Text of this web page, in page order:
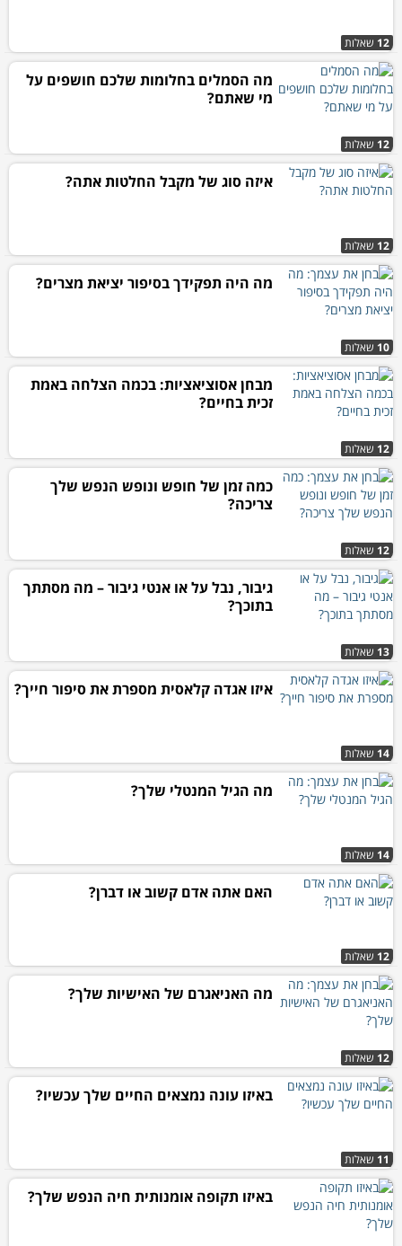
12 שאלות
12 שאלות
מה הסמלים בחלומות שלכם חושפים על
מי שאתם?
12 שאלות
איזה סוג של מקבל החלטות אתה?
10 שאלות
מה היה תפקידך בסיפור יציאת מצרים?
12 שאלות
מבחן אסוציאציות: בכמה הצלחה באמת
זכית בחיים?
12 שאלות
כמה זמן של חופש ונופש הנפש שלך
צריכה?
13 שאלות
גיבור, נבל על או אנטי גיבור – מה מסתתך
בתוכך?
14 שאלות
איזו אגדה קלאסית מספרת את סיפור חייך?
14 שאלות
מה הגיל המנטלי שלך?
12 שאלות
האם אתה אדם קשוב או דברן?
12 שאלות
מה האניאגרם של האישיות שלך?
11 שאלות
באיזו עונה נמצאים החיים שלך עכשיו?
באיזו תקופה אומנותית חיה הנפש שלך?